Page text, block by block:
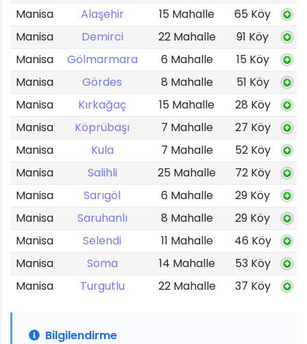
Manisa
Alaşehir 15 Mahalle
65 Köy
Manisa
Demirci 22 Mahalle
91 Köy
Manisa
Gölmarmara 6 Mahalle
15 Köy
Manisa
Gördes 8 Mahalle
51 Köy
Manisa
Kırkağaç 15 Mahalle
28 Köy
Manisa
Köprübaşı 7 Mahalle
27 Köy
Manisa
Kula 7 Mahalle
52 Köy
Manisa
Salihli 25 Mahalle
72 Köy
Manisa
Sarıgöl 6 Mahalle
29 Köy
Manisa
Saruhanlı 8 Mahalle
29 Köy
Manisa
Selendi 11 Mahalle
46 Köy
Manisa
Soma 14 Mahalle
53 Köy
Manisa
Turgutlu 22 Mahalle 37 Köy
Bilgilendirme